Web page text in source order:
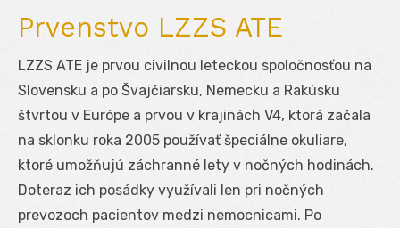
Prvenstvo LZZS ATE
LZZS ATE je prvou civilnou leteckou spoločnosťou na
Slovensku a po Švajčiarsku, Nemecku a Rakúsku
štvrtou v Európe a prvou v krajinách V4, ktorá začala
na sklonku roka 2005 používať špeciálne okuliare,
ktoré umožňujú záchranné lety v nočných hodinách.
Doteraz ich posádky využívali len pri nočných
prevozoch pacientov medzi nemocnicami. Po